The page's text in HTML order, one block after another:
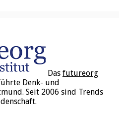
Das futureorg
Denk- und
Seit 2006 sind Trends